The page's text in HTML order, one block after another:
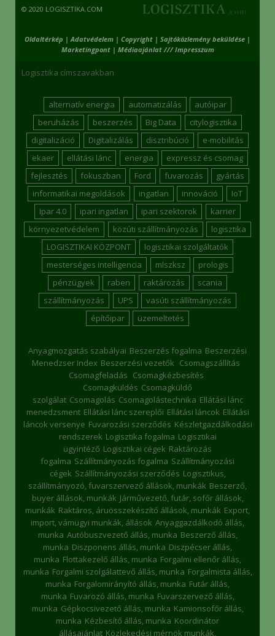
© 2020 LOGISZTIKA.COM
Oldaltérkép | Adatvédelem | Copyright | Sajtóközlemény beküldése |
Marketingpont| Médiaajánlat /// Impresszum
Logisztika címszavakban
alternatív energia automatizálás
autóipar
beruházás
beszerzés Big Data
citylogisztika
digitalizáció
Digitalizálás disztribúció
e-mobilitás
ekaer
ellátási lánc energia
expressz és csomag
fejlesztés
fokuszban Ford fuvarozás
gyártás
informatikai megoldások
ingatlan innováció
IoT
Ipar 4.0
ipari ingatlan ipari szektorok
karrier
környezetvédelem
közúti szállítmányozás
logisztika
LOGISZTIKAI KÖZPONT
logisztikai szolgáltatók
mesterséges intelligencia
mlszksz
prologis
pénzügyek
raben raktározás
scania
szállítmányozás
UPS
vasúti szállítmányozás
építőipar
üzemeltetés
Anyagmozgatás szabályai Beszerzés fogalma Beszerzési
Menedzser Index Beszerzési vezetők Csomagszállítás
Csomagfeladás Csomagkézbesítés
Csomagküldés Csomagküldő
szolgálat Csomagolás Csomagolástechnika Ellátási lánc
menedzsment Ellátási lánc szereplői Ellátási láncok Ellátási
láncok versenye Fuvarozási szerződés Készletgazdálkodási
rendszerek Logisztika fogalma Logisztikai
ügyintéző Logisztikai cégek Raktározás
fogalma Szállítmányozás fogalma Szállítmányozási
cégek Szállítmányozási szerződés Logisztikus,
szállítmányozó, fuvarszervező állások, munkák Beszerző,
buyer állások, munkák Járművezető, futár, sofőr állások,
munkák Raktáros, áruösszekészítő állások, munkák Export,
import, vámügyi munkák, állások Anyaggazdálkodó állás,
munka Autóbuszvezető állás, munka Beszerző állás,
munka Diszponens állás, munka Diszpécser állás,
munka Flottakezelő állás, munka Forgalmi ellenőr állás,
munka Forgalmi szolgálattevő állás, munka Forgalmista állás,
munka Forgalomirányító állás, munka Futár állás,
munka Fuvarozó állás, munka Fuvarszervező állás,
munka Gépkocsivezető állás, munka Kamionsofőr állás,
munka Kézbesítő állás, munka Koordinátor
állásajánlat Közlekedési mérnök munkák,